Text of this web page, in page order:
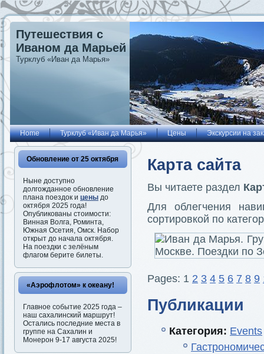
Путешествия с
Иваном да Марьей
Турклуб «Иван да Марья»
Home Турклуб «Иван да Марья» Цены Экскурсии на
Обновление от 25 октября
Ныне доступно
долгожданное обновление
плана поездок и цены до
октября 2025 года!
Опубликованы стоимости:
Винная Волга, Роминта,
Южная Осетия, Омск. Набор
открыт до начала октября.
На поездки с зелёным
флагом берите билеты.
«Аэрофлотом» к океану!
Главное событие 2025 года –
наш сахалинский маршрут!
Остались последние места в
группе на Сахалин и
Монерон 9-17 августа 2025!
Карта сайта
Вы читаете раздел
Для облегчения
сортировкой по
Pages: 1 2 3 4 5 6 7 8 9
Публикации
Категория: Events